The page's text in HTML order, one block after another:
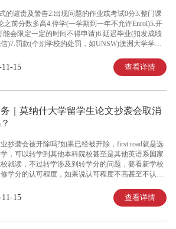
的谴责及警告2.出现问题的作业或考试0分3.整门课
之前分数多高4.停学(一学期到一年不允许Enrol)5.开
能会限定一定的时间不得申请)6.延迟毕业(扣发成绩
)7.罚款(个别学校的处罚，如UNSW)澳洲大学学术
决起来也比较麻烦，对于申诉等处理方法，大家有
以咨询班长哦~
15 查看详情
｜莫纳什大学留学生论文抄袭会取消
抄袭会被开除吗?如果已经被开除，first road就是选
，可以转学到其他本科院校甚至是其他英语系国家
就读，不过转学涉及到转学分的问题，要看新学校
学分的认可程度，如果说认可程度不高甚至不认
是直接申请就读硕士，尤其是英国的授课型硕士就
一年时间就能顺利毕业，这也是这类本科没毕业的
无论是学历/认证还是说进入国企事业单位，甚至参
15 查看详情